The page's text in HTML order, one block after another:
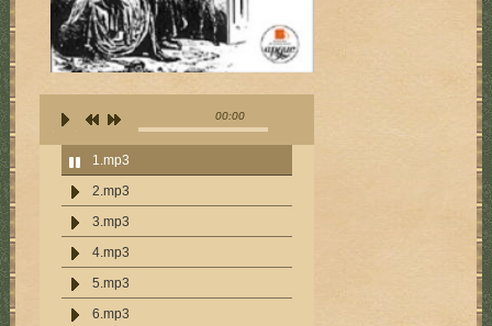
00:00
1.mp3
2.mp3
3.mp3
4.mp3
5.mp3
6.mp3